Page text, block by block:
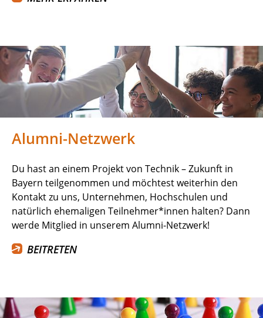
Alumni-Netzwerk
Du hast an einem Projekt von Technik – Zukunft in
Bayern teilgenommen und möchtest weiterhin den
Kontakt zu uns, Unternehmen, Hochschulen und
natürlich ehemaligen Teilnehmer*innen halten? Dann
werde Mitglied in unserem Alumni-Netzwerk!
BEITRETEN